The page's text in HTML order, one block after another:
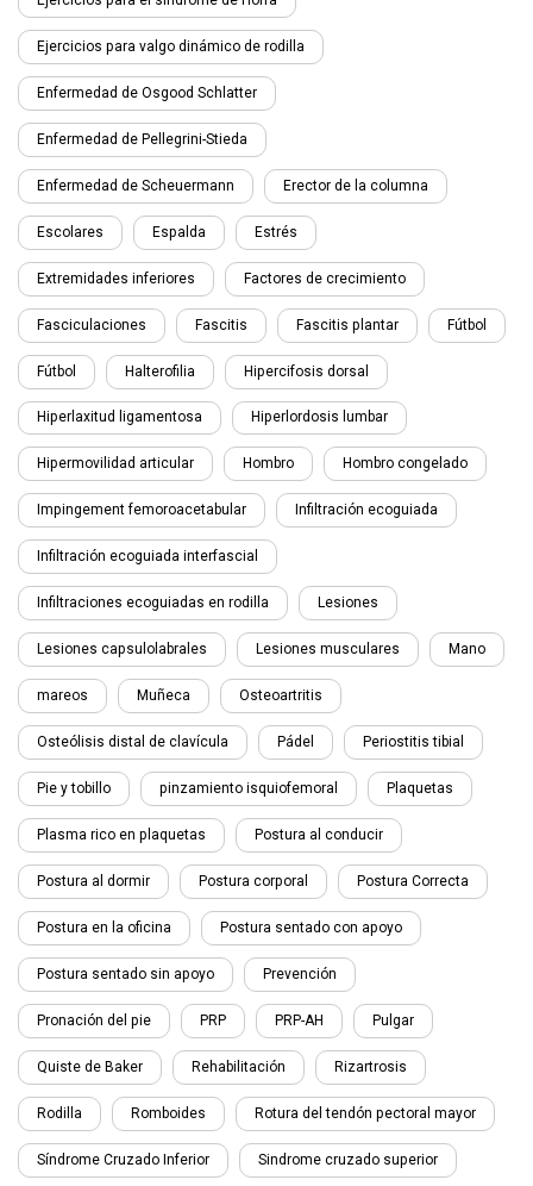
Ejercicios para valgo dinámico de rodilla
Enfermedad de Osgood Schlatter
Enfermedad de Pellegrini-Stieda
Enfermedad de Scheuermann Erector de la columna
Escolares Espalda Estrés
Extremidades inferiores Factores de crecimiento
Fasciculaciones Fascitis Fascitis plantar Fútbol
Fútbol Halterofilia Hipercifosis dorsal
Hiperlaxitud ligamentosa Hiperlordosis lumbar
Hipermovilidad articular Hombro Hombro congelado
Impingement femoroacetabular Infiltración ecoguiada
Infiltración ecoguiada interfascial
Infiltraciones ecoguiadas en rodilla Lesiones
Lesiones capsulolabrales Lesiones musculares Mano
mareos Muñeca Osteoartritis
Osteólisis distal de clavícula Pádel Periostitis tibial
Pie y tobillo pinzamiento isquiofemoral Plaquetas
Plasma rico en plaquetas Postura al conducir
Postura al dormir Postura corporal Postura Correcta
Postura en la oficina Postura sentado con apoyo
Postura sentado sin apoyo Prevención
Pronación del pie PRP PRP-AH Pulgar
Quiste de Baker Rehabilitación Rizartrosis
Rodilla Romboides Rotura del tendón pectoral mayor
Síndrome Cruzado Inferior Sindrome cruzado superior